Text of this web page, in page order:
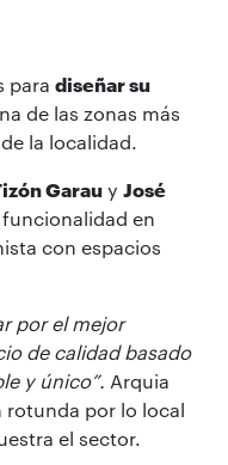
para diseñar su
de las zonas más
la localidad.
Garau y José
en
con espacios
por el mejor
de calidad basado
y único”. Arquia
rotunda por lo local
el sector.